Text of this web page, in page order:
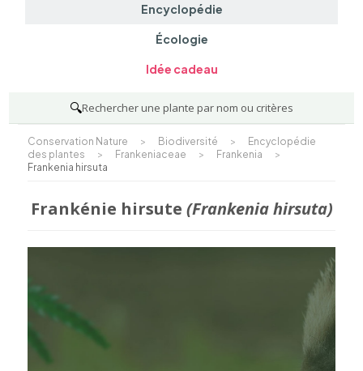
Encyclopédie
Écologie
Idée cadeau
🔍Rechercher une plante par nom ou critères
Conservation Nature > Biodiversité >
Encyclopédie
des plantes
> Frankeniaceae > Frankenia
>
Frankenia hirsuta
Frankénie hirsute (Frankenia hirsuta)